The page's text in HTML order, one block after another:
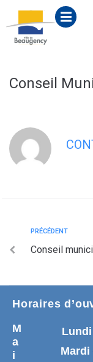
principal
Conseil
PRÉCÉDENT
Conseil
M
a
i
Horaires
Mardi